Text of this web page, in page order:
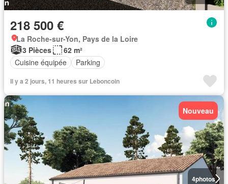
218 500 €
La Roche-sur-Yon, Pays de la Loire
3 Pièces
62 m²
Cuisine équipée
Parking
Il y a 2 jours, 11 heures sur Leboncoin
4photos
Nouveau